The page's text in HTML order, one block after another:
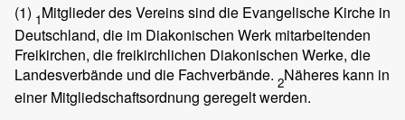
(1) 1Mitglieder des Vereins sind die Evangelische Kirche in
Deutschland, die im Diakonischen Werk mitarbeitenden
Freikirchen, die freikirchlichen Diakonischen Werke, die
Landesverbände und die Fachverbände. 2Näheres kann in
einer Mitgliedschaftsordnung geregelt werden.